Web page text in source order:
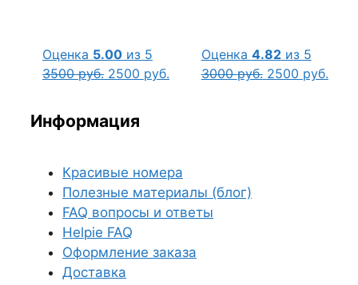
Оценка 5.00 из 5
3500руб. Первоначальная
3500 руб..
2500 руб. Текущая
Оценка 4.82из 5
3000руб. 2500 руб.
Информация
Красивые номера
Полезные материалы (блог)
FAQ вопросы и ответы
Helpie FAQ
Оформление заказа
Доставка